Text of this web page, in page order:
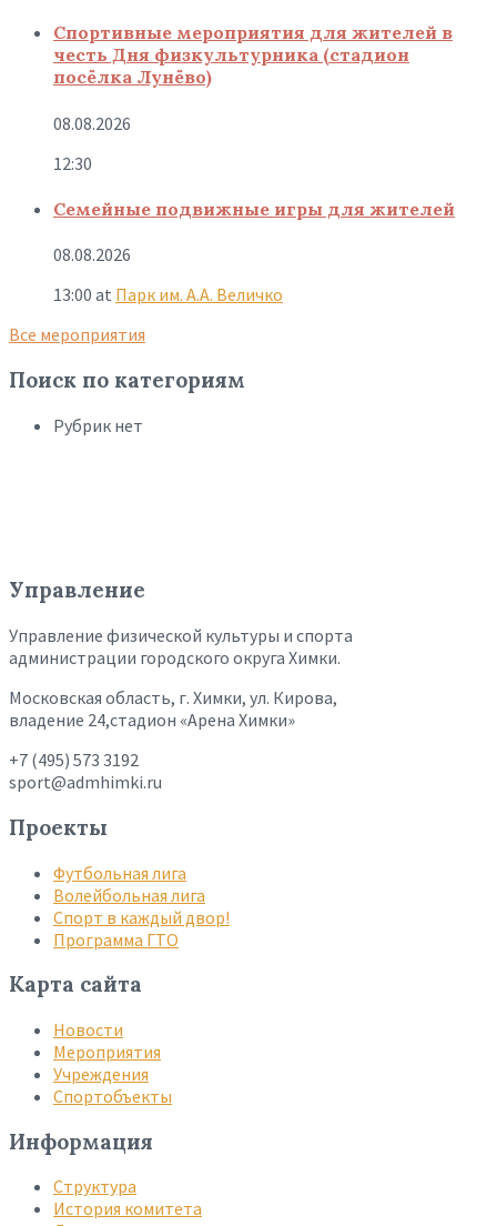
Спортивные мероприятия для жителей в
честь Дня физкультурника (стадион
посёлка Лунёво)
08.08.2026
12:30
Семейные подвижные игры для жителей
08.08.2026
13:00 at Парк им. А.А. Величко
Все мероприятия
Поиск по категориям
Рубрик нет
Управление
Управление физической культуры и спорта
администрации городского округа Химки.
Московская область, г. Химки, ул. Кирова,
владение 24,стадион «Арена Химки»
+7 (495) 573 3192
sport@admhimki.ru
Проекты
Футбольная лига
Волейбольная лига
Спорт в каждый двор!
Программа ГТО
Карта сайта
Новости
Мероприятия
Учреждения
Спортобъекты
Информация
Структура
История комитета